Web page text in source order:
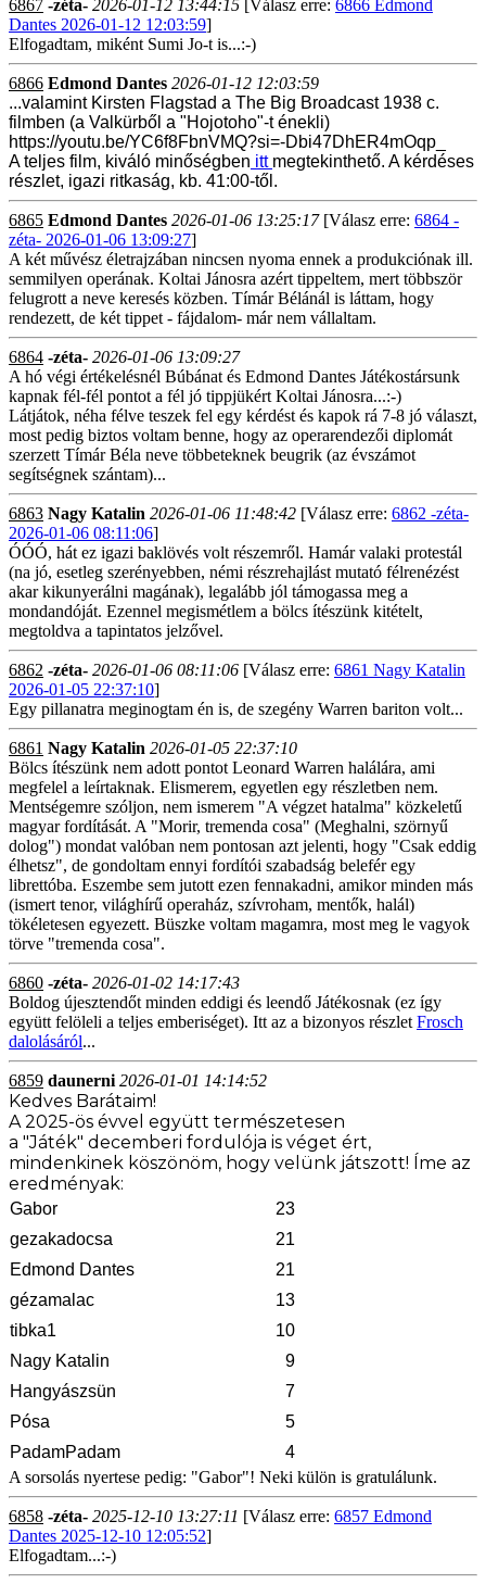
6867 -zéta- 2026-01-12 13:44:15 [Válasz erre: 6866 Edmond
Dantes 2026-01-12 12:03:59]
Elfogadtam, miként Sumi Jo-t is...:-)
6866 Edmond Dantes 2026-01-12 12:03:59
...valamint Kirsten Flagstad a The Big Broadcast 1938 c.
filmben (a Valkürből a "Hojotoho"-t énekli)
https://youtu.be/YC6f8FbnVMQ?si=-Dbi47DhER4mOqp_
A teljes film, kiváló minőségben itt megtekinthető. A kérdéses
részlet, igazi ritkaság, kb. 41:00-től.
6865 Edmond Dantes 2026-01-06 13:25:17[Válasz erre: 6864 -
zéta- 2026-01-06 13:09:27]
A két művész életrajzában nincsen nyoma ennek a produkciónak ill.
semmilyen operának. Koltai Jánosra azért tippeltem, mert többször
felugrott a neve keresés közben. Tímár Bélánál is láttam, hogy
rendezett, de két tippet - fájdalom- már nem vállaltam.
6864 -zéta- 2026-01-06 13:09:27
A hó végi értékelésnél Búbánat és Edmond Dantes Játékostársunk
kapnak fél-fél pontot a fél jó tippjükért Koltai Jánosra...:-)
Látjátok, néha félve teszek fel egy kérdést és kapok rá 7-8 jó választ,
most pedig biztos voltam benne, hogy az operarendezői diplomát
szerzett Tímár Béla neve többeteknek beugrik (az évszámot
segítségnek szántam)...
6863 Nagy Katalin 2026-01-06 11:48:42 [Válasz erre: 6862 -zéta-
2026-01-06 08:11:06]
ÓÓÓ, hát ez igazi baklövés volt részemről. Hamár valaki protestál
(na jó, esetleg szerényebben, némi részrehajlást mutató félrenézést
akar kikunyerálni magának), legalább jól támogassa meg a
mondandóját. Ezennel megismétlem a bölcs ítészünk kitételt,
megtoldva a tapintatos jelzővel.
6862 -zéta- 2026-01-06 08:11:06 [Válasz erre: 6861 Nagy Katalin
2026-01-05 22:37:10]
Egy pillanatra meginogtam én is, de szegény Warren bariton volt...
6861 Nagy Katalin 2026-01-05 22:37:10
Bölcs ítészünk nem adott pontot Leonard Warren halálára, ami
megfelel a leírtaknak. Elismerem, egyetlen egy részletben nem.
Mentségemre szóljon, nem ismerem "A végzet hatalma" közkeletű
magyar fordítását. A "Morir, tremenda cosa" (Meghalni, szörnyű
dolog") mondat valóban nem pontosan azt jelenti, hogy "Csak eddig
élhetsz", de gondoltam ennyi fordítói szabadság belefér egy
librettóba. Eszembe sem jutott ezen fennakadni, amikor minden más
(ismert tenor, világhírű operaház, szívroham, mentők, halál)
tökéletesen egyezett. Büszke voltam magamra, most meg le vagyok
törve "tremenda cosa".
6860 -zéta- 2026-01-02 14:17:43
Boldog újesztendőt minden eddigi és leendő Játékosnak (ez így
együtt felöleli a teljes emberiséget). Itt az a bizonyos részlet Frosch
dalolásáról...
6859 daunerni 2026-01-01 14:14:52
Kedves Barátaim!
A 2025-ös évvel együtt természetesen
a "Játék" decemberi fordulója is véget ért,
mindenkinek köszönöm, hogy velünk játszott! Íme az
eredményak:
Gabor
23
gezakadocsa
21
Edmond Dantes
21
gézamalac
13
tibka1
10
Nagy Katalin
9
Hangyászsün
7
Pósa
5
PadamPadam
4
A sorsolás nyertese pedig: "Gabor"! Neki külön is gratulálunk.
6858 -zéta- 2025-12-10 13:27:11 [Válasz erre: 6857 Edmond
Dantes 2025-12-10 12:05:52]
Elfogadtam...:-)